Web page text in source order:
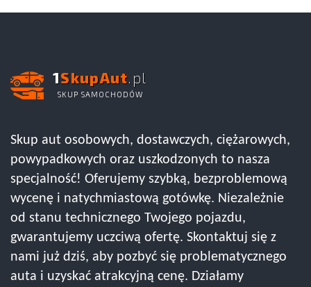
1SkupAut.pl
SKUP SAMOCHODÓW
Skup aut osobowych, dostawczych, ciężarowych,
powypadkowych oraz uszkodzonych to nasza
specjalność! Oferujemy szybką, bezproblemową
wycenę i natychmiastową gotówkę. Niezależnie
od stanu technicznego Twojego pojazdu,
gwarantujemy uczciwą ofertę. Skontaktuj się z
nami już dziś, aby pozbyć się problematycznego
auta i uzyskać atrakcyjną cenę. Działamy